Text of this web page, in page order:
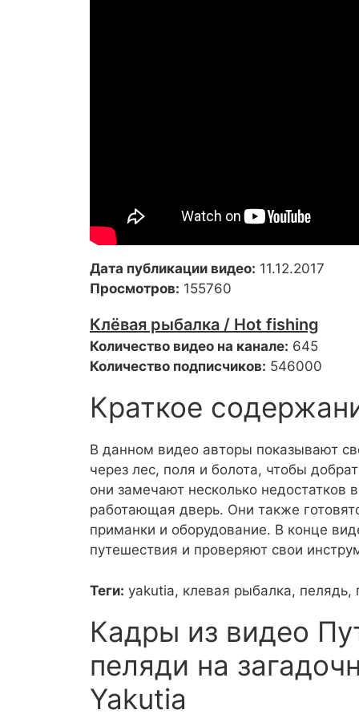
Дата публикации видео: 11.12.2017
Просмотров: 155760
Клёвая рыбалка / Hot fishing
Количество видео на канале: 645
Количество подписчиков: 546000
Краткое
В данном видео авторы показывают
через лес, поля и болота, чтобы
они замечают несколько
работающая дверь. Они также
приманки и оборудование. В конце
путешествия и проверяют свои
Теги: yakutia, клевая рыбалка, пелядь,
Кадры из видео
пеляди на
Yakutia